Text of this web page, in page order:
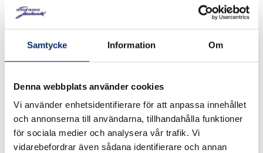
Samtycke Information Om
Denna webbplats använder cookies
Vi använder enhetsidentifierare för att anpassa innehållet
och annonserna till användarna, tillhandahålla funktioner
för sociala medier och analysera vår trafik. Vi
vidarebefordrar även sådana identifierare och annan
Art. nr: VP4049
Vindflöjel Björn. Material: Svartlackerad laserskuren plåt.
I lager
Antal
remove add
599kr
Lägg i varukorg